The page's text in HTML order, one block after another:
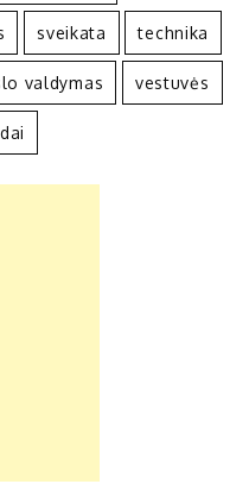
sveikata technika
valdymas vestuvės